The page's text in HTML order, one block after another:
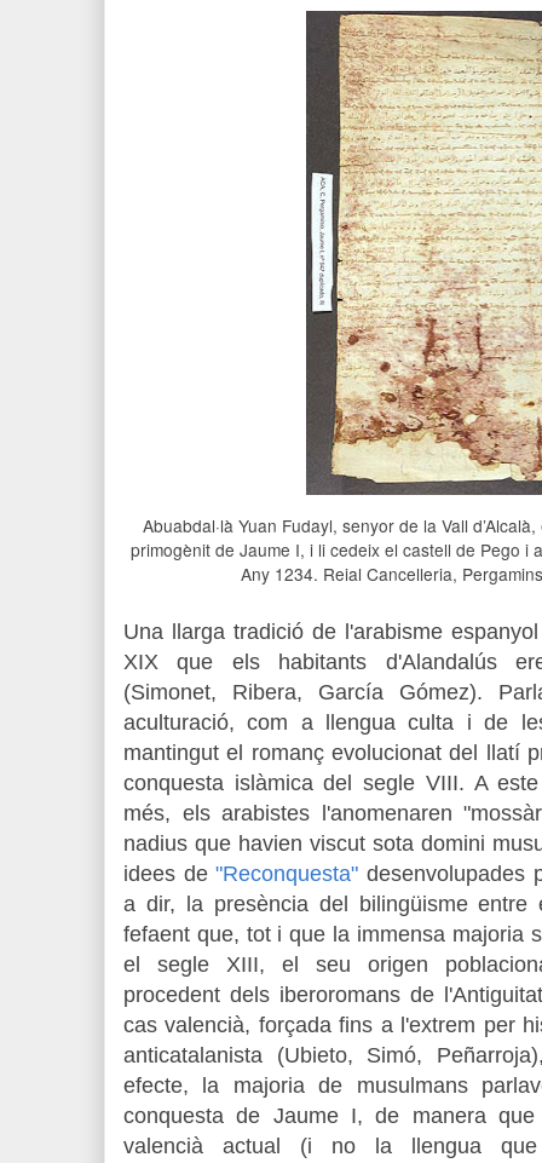
Abuabdal·là Yuan Fudayl, senyor de la Vall
primogènit de Jaume I, i li cedeix el castell de Pego i
Any 1234. Reial Cancelleria,
Una llarga tradició de l'arabisme
XIX que els habitants d'Alandalús
(Simonet, Ribera, García Gómez).
aculturació, com a llengua culta i de
mantingut el romanç evolucionat del llatí
conquesta islàmica del segle VIII. A
més, els arabistes l'anomenaren
nadius que havien viscut sota domini
idees de"Reconquesta" desenvolupades
a dir, la presència del bilingüisme entre
fefaent que, tot i que la immensa majoria
el segle XIII, el seu origen
procedent dels iberoromans de
cas valencià, forçada fins a l'extrem per
anticatalanista (Ubieto, Simó,
efecte, la majoria de musulmans
conquesta de Jaume I, de manera
valencià actual (i no la llengua que